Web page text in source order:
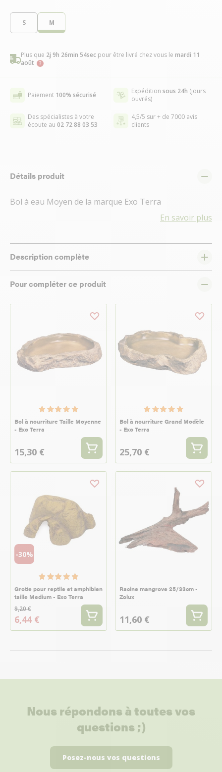
S M
Plus que 2j 9h 26min 54sec pour être livré chez vous le mardi 11
août
Paiement 100% sécurisé Expédition sous 24h (jours
ouvrés)
Des spécialistes à votre
écoute au 02 72 88 03 53
4,5/5 sur + de 7000 avis
clients
Détails produit
Bol à eau Moyen de la marque Exo Terra
En savoir plus
Description complète
Pour compléter ce produit
Bol à nourriture Taille Moyenne
- Exo Terra
15,30 €
Bol à nourriture Grand Modèle
- Exo Terra
25,70 €
-30%
Grotte pour reptile et amphibien
taille Medium - Exo Terra
9,20 €
6,44 €
Racine mangrove 25/33cm -
Zolux
11,60 €
Nous répondons à toutes vos
questions ;)
Posez-nous vos questions